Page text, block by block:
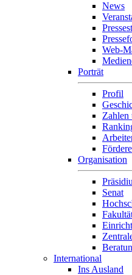
News
Web-
Porträt
Profil
Zahlen
Organisation
Senat
International
Ins Ausland